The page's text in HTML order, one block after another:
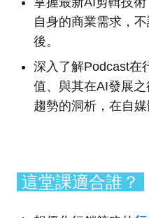
自身的商業需求，
後。
深入了解Podcast在
值、與其在AI發展
趨勢的洞析，在自媒
這堂課適合誰？